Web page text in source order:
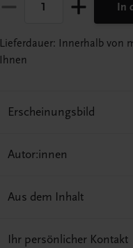
In
Lieferdauer: Innerhalb von
Ihnen
Erscheinungsbild
Autor:innen
Aus dem Inhalt
Ihr persönlicher Kontakt